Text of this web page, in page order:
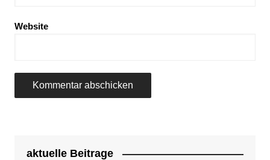
Website
aktuelle Beitrage